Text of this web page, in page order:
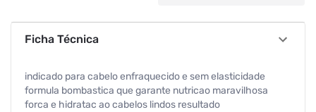
Ficha Técnica
indicado para cabelo enfraquecido e sem elasticidade
formula bombastica que garante nutricao maravilhosa
forca e hidratac ao cabelos lindos resultado